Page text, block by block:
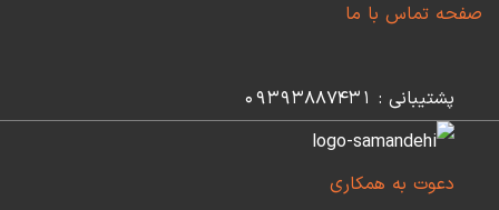
صفحه تماس با ما
پشتیبانی : 09393887431
دعوت به همکاری